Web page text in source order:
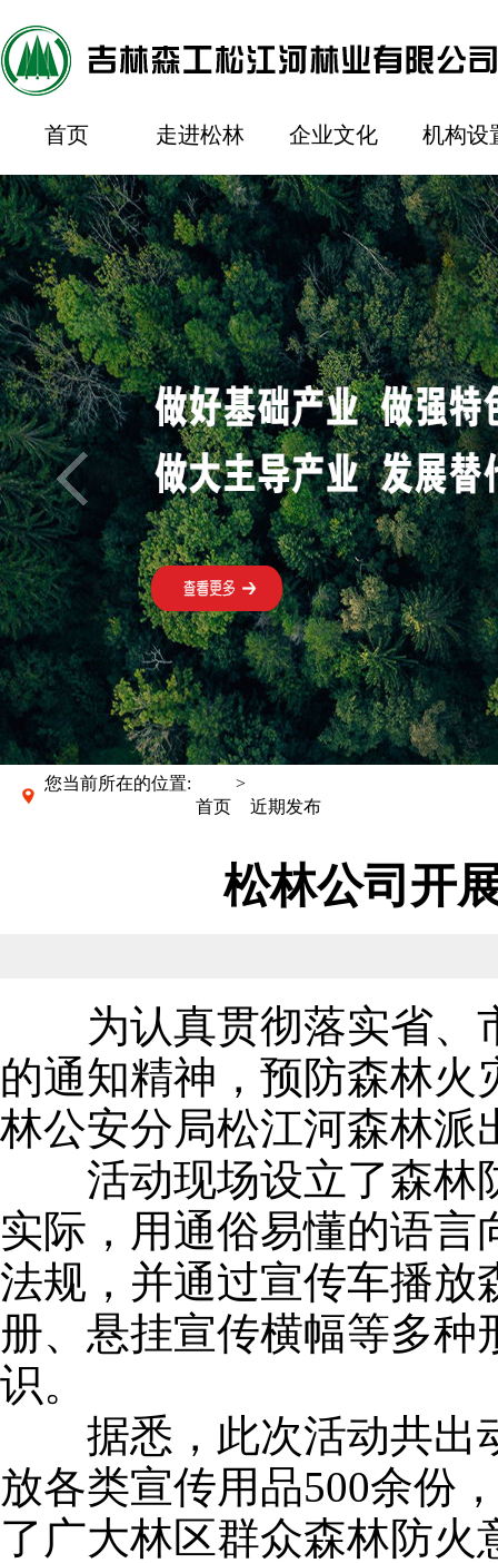
首页 走进松林 企业文化 机构设
您当前所在的位置: 首页 > 近期发布
松林公司开
为认真贯彻落实省、市
的通知精神，预防森林火
林公安分局松江河森林派
活动现场设立了森林
实际，用通俗易懂的语
法规，并通过宣传车播放
册、悬挂宣传横幅等多
识。
据悉，此次活动共出动
放各类宣传用品500余份
了广大林区群众森林防